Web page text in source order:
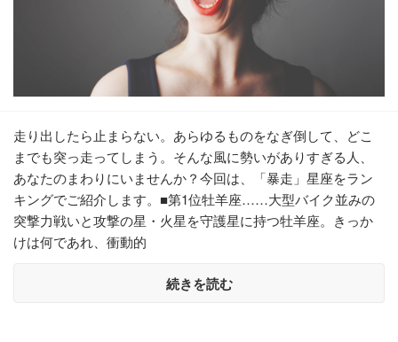
走り出したら止まらない。あらゆるものをなぎ倒して、どこ
までも突っ走ってしまう。そんな風に勢いがありすぎる人、
あなたのまわりにいませんか？今回は、「暴走」星座をラン
キングでご紹介します。■第1位牡羊座……大型バイク並みの
突撃力戦いと攻撃の星・火星を守護星に持つ牡羊座。きっか
けは何であれ、衝動的
続きを読む